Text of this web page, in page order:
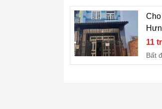
11
Bất